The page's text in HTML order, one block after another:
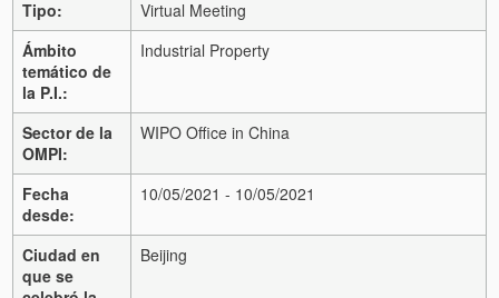
Tipo:
Virtual Meeting
Ámbito
temático de
la P.I.:
Industrial Property
Sector de la
OMPI:
WIPO Office in China
Fecha
desde:
10/05/2021 - 10/05/2021
Ciudad en
que se
Beijing